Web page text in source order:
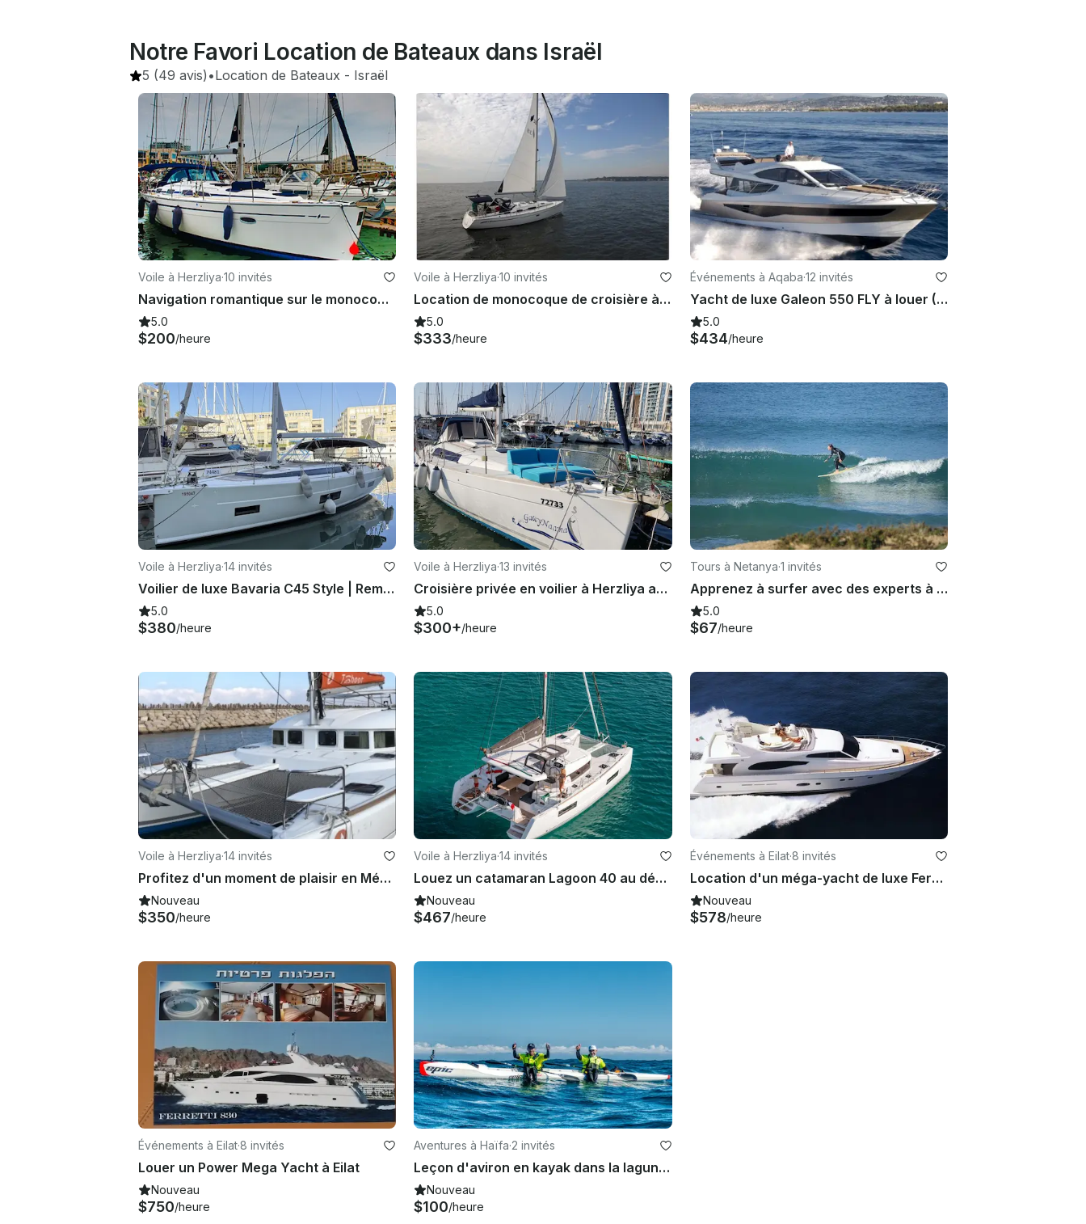
Notre Favori Location de Bateaux dans Israël
5 (49 avis) •Location de Bateaux - Israël
Voile à Herzliya·10 invités
Navigation romantique sur le monocoque Bavaria de 40 pieds à Herzliya
5.0
$200/heure
Voile à Herzliya·10 invités
Location de monocoque de croisière à Herzliya
5.0
$333/heure
Événements à Aqaba·12 invités
Yacht de luxe Galeon 550 FLY à louer (Aqaba)
5.0
$434/heure
Voile à Herzliya·14 invités
Voilier de luxe Bavaria C45 Style | Rembourrage complet | Herzliya, Tel Aviv
5.0
$380/heure
Voile à Herzliya·13 invités
Croisière privée en voilier à Herzliya avec capitaine-touristes et groupes jusqu'à 13
5.0
$300+/heure
Tours à Netanya·1 invités
Apprenez à surfer avec des experts à Netanya, en Israël
5.0
$67/heure
Voile à Herzliya·14 invités
Profitez d'un moment de plaisir en Méditerranée avec notre magnifique catamaran Lagoon 380
Nouveau
$350/heure
Voile à Herzliya·14 invités
Louez un catamaran Lagoon 40 au départ de la marina d'Herzliya pour vous amuser
Nouveau
$467/heure
Événements à Eilat·8 invités
Location d'un méga-yacht de luxe Ferreti Power à Eilat, Israël
Nouveau
$578/heure
Événements à Eilat·8 invités
Louer un Power Mega Yacht à Eilat
Nouveau
$750/heure
Aventures à Haïfa·2 invités
Leçon d'aviron en kayak dans la lagune de Dor Shore, à Tel Aviv, Israël
Nouveau
$100/heure